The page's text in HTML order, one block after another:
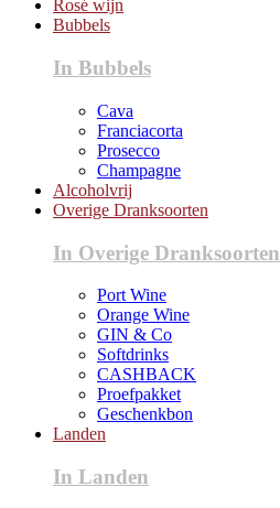
Rosé wijn
Bubbels
In Bubbels
Cava
Franciacorta
Prosecco
Champagne
Alcoholvrij
Overige Dranksoorten
In Overige Dranksoorten
Port Wine
Orange Wine
GIN & Co
Softdrinks
CASHBACK
Proefpakket
Geschenkbon
Landen
In Landen